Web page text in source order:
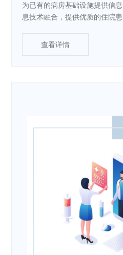
为已有的病房基础设施提供信
息技术融合，提供优质的住院
查看详情